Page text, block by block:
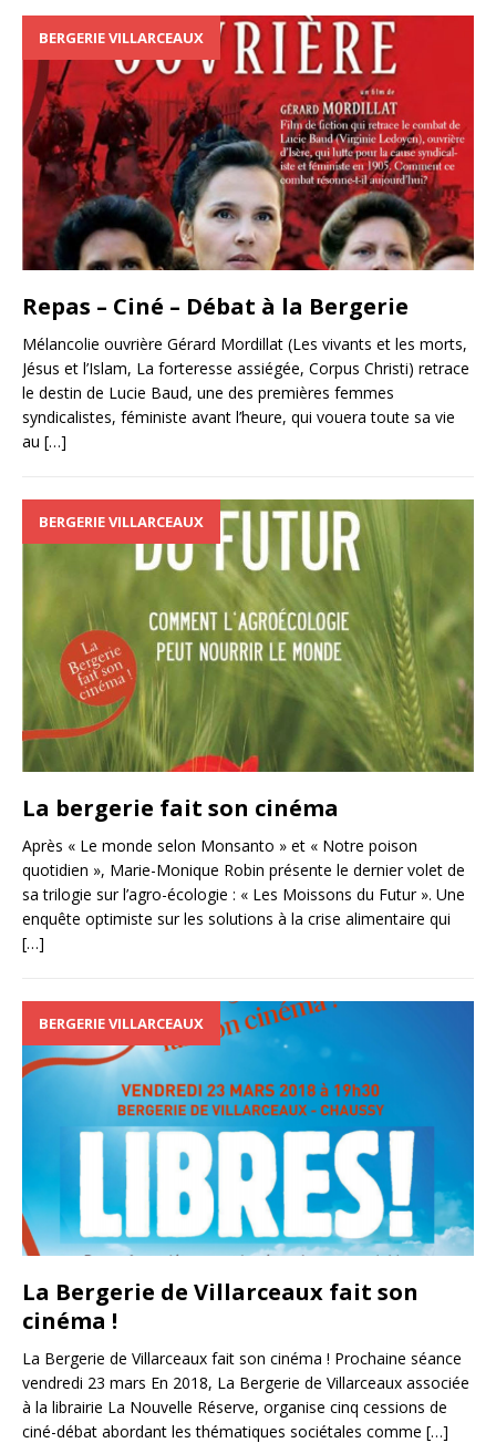
BERGERIE VILLARCEAUX
Repas – Ciné – Débat à la Bergerie
Mélancolie ouvrière Gérard Mordillat (Les vivants et les morts,
Jésus et l’Islam, La forteresse assiégée, Corpus Christi) retrace
le destin de Lucie Baud, une des premières femmes
syndicalistes, féministe avant l’heure, qui vouera toute sa vie
au […]
BERGERIE VILLARCEAUX
La bergerie fait son cinéma
Après « Le monde selon Monsanto » et « Notre poison
quotidien », Marie-Monique Robin présente le dernier volet de
sa trilogie sur l’agro-écologie : « Les Moissons du Futur ». Une
enquête optimiste sur les solutions à la crise alimentaire qui
[…]
BERGERIE VILLARCEAUX
La Bergerie de Villarceaux fait son
cinéma !
La Bergerie de Villarceaux fait son cinéma ! Prochaine séance
vendredi 23 mars En 2018, La Bergerie de Villarceaux associée
à la librairie La Nouvelle Réserve, organise cinq cessions de
ciné-débat abordant les thématiques sociétales comme […]